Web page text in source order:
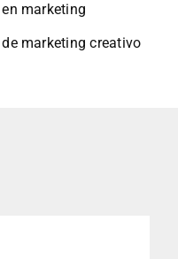
marketing
marketing creativo